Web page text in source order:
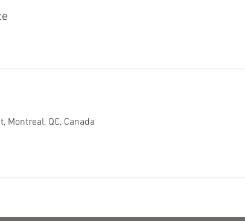
Montreal, QC, Canada